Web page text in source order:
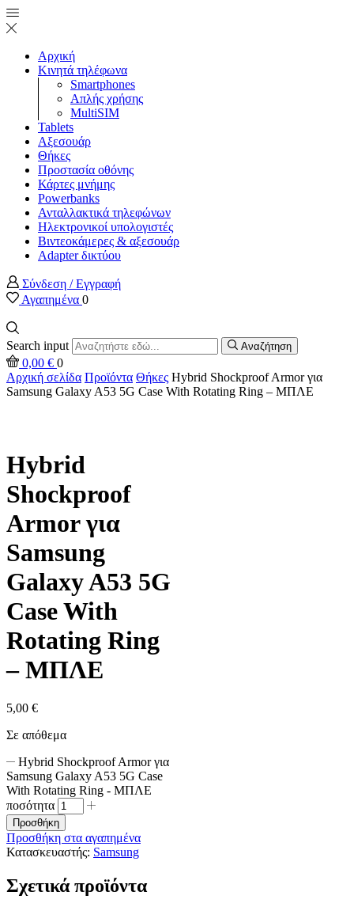
Αρχική
Κινητά τηλέφωνα
Smartphones
Απλής χρήσης
MultiSIM
Tablets
Αξεσουάρ
Θήκες
Προστασία οθόνης
Κάρτες μνήμης
Powerbanks
Ανταλλακτικά τηλεφώνων
Ηλεκτρονικοί υπολογιστές
Βιντεοκάμερες & αξεσουάρ
Adapter δικτύου
Σύνδεση / Εγγραφή
Αγαπημένα 0
Search input Αναζήτηση
0,00 € 0
Αρχική σελίδα Προϊόντα Θήκες Hybrid Shockproof Armor για
Samsung Galaxy A53 5G Case With Rotating Ring – ΜΠΛΕ
Hybrid
Shockproof
Armor για
Samsung
Galaxy A53 5G
Case With
Rotating Ring
– ΜΠΛΕ
5,00 €
Σε απόθεμα
Hybrid Shockproof Armor για
Samsung Galaxy A53 5G Case
With Rotating Ring - ΜΠΛΕ
ποσότητα
Προσθήκη
Προσθήκη στα αγαπημένα
Κατασκευαστής: Samsung
Σχετικά προϊόντα